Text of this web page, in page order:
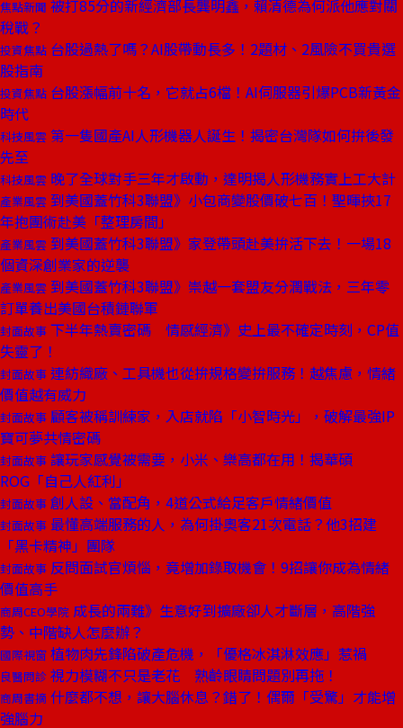
焦點新聞 被打85分的新經濟部長龔明鑫，賴清德為何派他應對關
稅戰？
投資焦點 台股過熱了嗎？AI股帶動長多！2題材、2風險不買貴選
股指南
投資焦點 台股漲幅前十名，它就占6檔！AI伺服器引爆PCB新黃金
時代
科技風雲 第一隻國產AI人形機器人誕生！揭密台灣隊如何拚後發
先至
科技風雲 晚了全球對手三年才啟動，達明揭人形機務實上工大計
產業風雲 到美國蓋竹科3聯盟》小包商變股價破七百！聖暉挾17
年抱團術赴美「整理房間」
產業風雲 到美國蓋竹科3聯盟》家登帶頭赴美拚活下去！一場18
個資深創業家的逆襲
產業風雲 到美國蓋竹科3聯盟》崇越一套盟友分潤戰法，三年零
訂單養出美國台積鏈聯軍
封面故事 下半年熱賣密碼 情感經濟》史上最不確定時刻，CP值
失靈了！
封面故事 連紡織廠、工具機也從拚規格變拚服務！越焦慮，情緒
價值越有威力
封面故事 顧客被稱訓練家，入店就陷「小智時光」，破解最強IP
寶可夢共情密碼
封面故事 讓玩家感覺被需要，小米、樂高都在用！揭華碩
ROG「自己人紅利」
封面故事 創人設、當配角，4道公式給足客戶情緒價值
封面故事 最懂高端服務的人，為何掛奧客21次電話？他3招建
「黑卡精神」團隊
封面故事 反問面試官煩惱，竟增加錄取機會！9招讓你成為情緒
價值高手
商周CEO學院 成長的兩難》生意好到擴廠卻人才斷層，高階強
勢、中階缺人怎麼辦？
國際視窗 植物肉先鋒陷破產危機，「優格冰淇淋效應」惹禍
良醫問診 視力模糊不只是老花 熟齡眼睛問題別再拖！
商周書摘 什麼都不想，讓大腦休息？錯了！偶爾「受驚」才能增
強腦力